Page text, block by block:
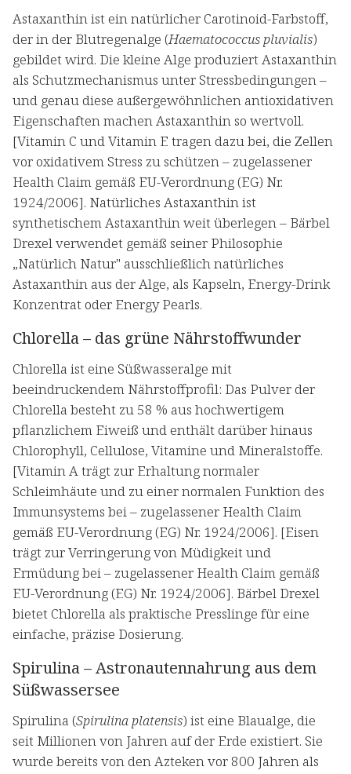
Astaxanthin ist ein natürlicher Carotinoid-Farbstoff,
der in der Blutregenalge (Haematococcus pluvialis)
gebildet wird. Die kleine Alge produziert Astaxanthin
als Schutzmechanismus unter Stressbedingungen –
und genau diese außergewöhnlichen antioxidativen
Eigenschaften machen Astaxanthin so wertvoll.
[Vitamin C und Vitamin E tragen dazu bei, die Zellen
vor oxidativem Stress zu schützen – zugelassener
Health Claim gemäß EU-Verordnung (EG) Nr.
1924/2006]. Natürliches Astaxanthin ist
synthetischem Astaxanthin weit überlegen – Bärbel
Drexel verwendet gemäß seiner Philosophie
„Natürlich Natur" ausschließlich natürliches
Astaxanthin aus der Alge, als Kapseln, Energy-Drink
Konzentrat oder Energy Pearls.
Chlorella – das grüne Nährstoffwunder
Chlorella ist eine Süßwasseralge mit
beeindruckendem Nährstoffprofil: Das Pulver der
Chlorella besteht zu 58 % aus hochwertigem
pflanzlichem Eiweiß und enthält darüber hinaus
Chlorophyll, Cellulose, Vitamine und Mineralstoffe.
[Vitamin A trägt zur Erhaltung normaler
Schleimhäute und zu einer normalen Funktion des
Immunsystems bei – zugelassener Health Claim
gemäß EU-Verordnung (EG) Nr. 1924/2006]. [Eisen
trägt zur Verringerung von Müdigkeit und
Ermüdung bei – zugelassener Health Claim gemäß
EU-Verordnung (EG) Nr. 1924/2006]. Bärbel Drexel
bietet Chlorella als praktische Presslinge für eine
einfache, präzise Dosierung.
Spirulina – Astronautennahrung aus dem
Süßwassersee
Spirulina (Spirulina platensis) ist eine Blaualge, die
seit Millionen von Jahren auf der Erde existiert. Sie
wurde bereits von den Azteken vor 800 Jahren als